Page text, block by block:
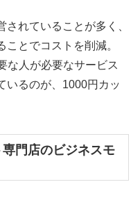
れていることが多く、
とでコストを削減。
な人が必要なサービス
いるのが、1000円カッ
門店のビジネスモ